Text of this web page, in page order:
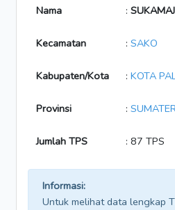
Nama :
Kecamatan : SAKO
Kabupaten/Kota : KOTA
Provinsi :
Jumlah TPS : 87 TPS
Informasi:
Untuk melihat data lengkap